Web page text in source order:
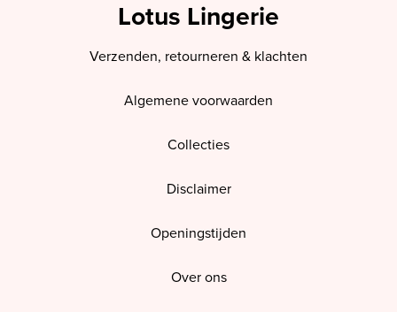
Lotus Lingerie
Verzenden, retourneren & klachten
Algemene voorwaarden
Collecties
Disclaimer
Openingstijden
Over ons